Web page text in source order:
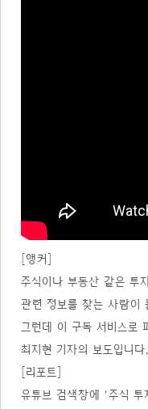
[앵커]
주식이나 부동산 같은 투
관련 정보를 찾는 사람이
그런데 이 구독 서비스로
최지현 기자의 보도입니다.
[리포트]
유튜브 검색창에 '주식